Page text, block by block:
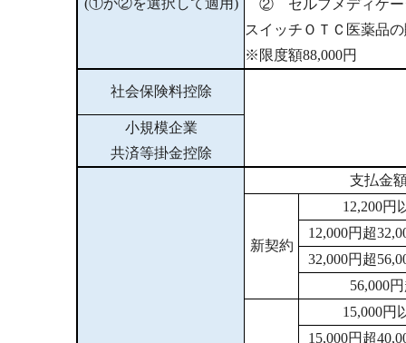
(①か②を選択して適用)
② セルフメディケー
スイッチＯＴＣ医薬品
※限度額88,000円
社会保険料控除
小規模企業
共済等掛金控除
支払金
新契約
12,200円
12,000円超
32,000円超
56,000
15,000円
15,000円超